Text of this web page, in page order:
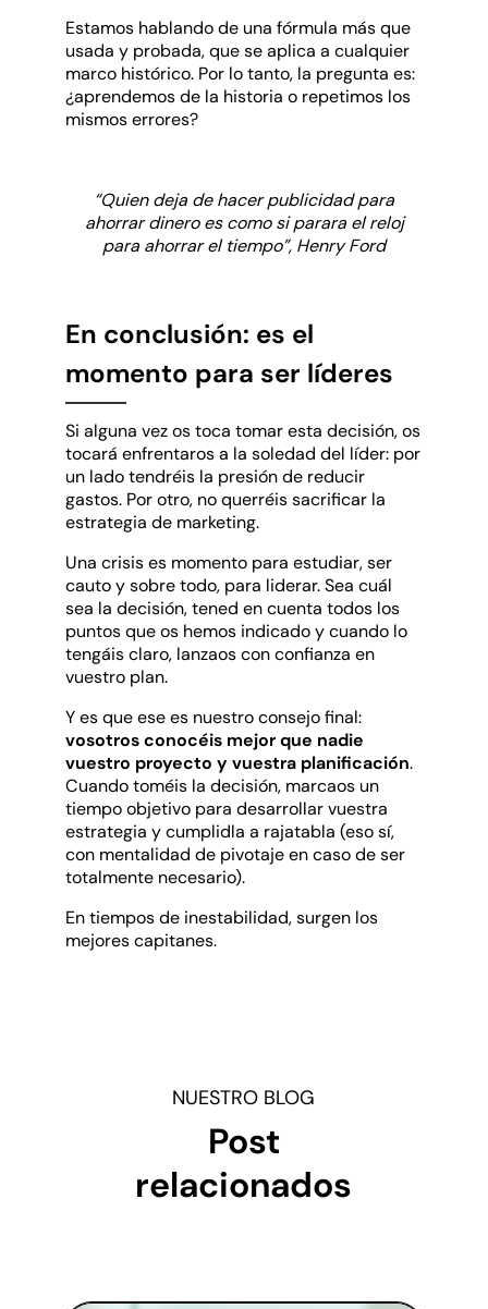
Estamos hablando de una fórmula más que
usada y probada, que se aplica a cualquier
marco histórico. Por lo tanto, la pregunta es:
¿aprendemos de la historia o repetimos los
mismos errores?
“Quien deja de hacer publicidad para
ahorrar dinero es como si parara el reloj
para ahorrar el tiempo”, Henry Ford
En conclusión: es el
momento para ser líderes
Si alguna vez os toca tomar esta decisión, os
tocará enfrentaros a la soledad del líder: por
un lado tendréis la presión de reducir
gastos. Por otro, no querréis sacrificar la
estrategia de marketing.
Una crisis es momento para estudiar, ser
cauto y sobre todo, para liderar. Sea cuál
sea la decisión, tened en cuenta todos los
puntos que os hemos indicado y cuando lo
tengáis claro, lanzaos con confianza en
vuestro plan.
Y es que ese es nuestro consejo final:
vosotros conocéis mejor que nadie
vuestro proyecto y vuestra planificación.
Cuando toméis la decisión, marcaos un
tiempo objetivo para desarrollar vuestra
estrategia y cumplidla a rajatabla (eso sí,
con mentalidad de pivotaje en caso de ser
totalmente necesario).
En tiempos de inestabilidad, surgen los
mejores capitanes.
NUESTRO BLOG
Post
relacionados